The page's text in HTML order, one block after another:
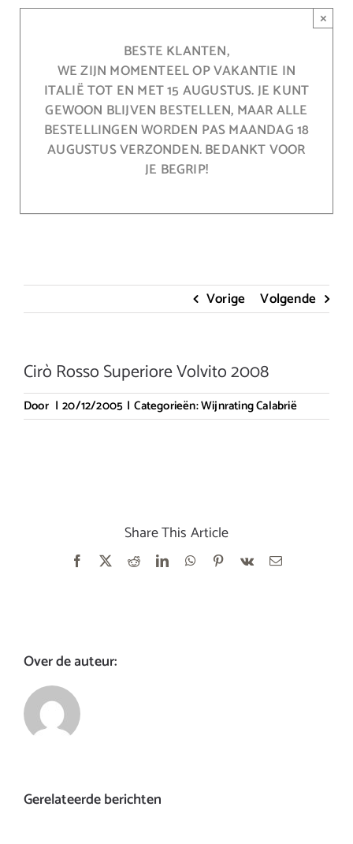
BESTE KLANTEN,
WE ZIJN MOMENTEEL OP VAKANTIE IN
ITALIË TOT EN MET 15 AUGUSTUS. JE KUNT
GEWOON BLIJVEN BESTELLEN, MAAR ALLE
BESTELLINGEN WORDEN PAS MAANDAG 18
AUGUSTUS VERZONDEN. BEDANKT VOOR
JE BEGRIP!
×
Vorige Volgende
Cirò Rosso Superiore Volvito 2008
Door | 20/12/2005 | Categorieën:Wijnrating Calabrië
Share This Article
Facebook RedditLinkedInWhatsApp
Pinterest
Vk
E-
Over de auteur:
Gerelateerde berichten